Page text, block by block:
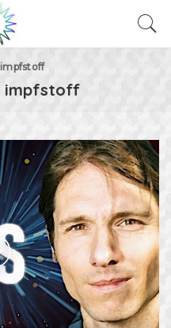
impfstoff
impfstoff